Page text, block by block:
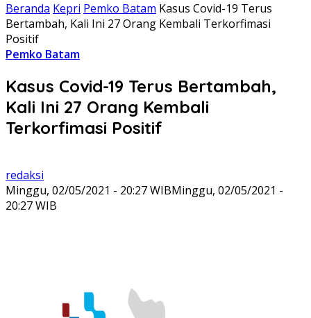
Beranda Kepri Pemko Batam Kasus Covid-19 Terus
Bertambah, Kali Ini 27 Orang Kembali Terkorfimasi
Positif
Pemko Batam
Kasus Covid-19 Terus Bertambah,
Kali Ini 27 Orang Kembali
Terkorfimasi Positif
redaksi
Minggu, 02/05/2021 - 20:27 WIBMinggu, 02/05/2021 -
20:27 WIB